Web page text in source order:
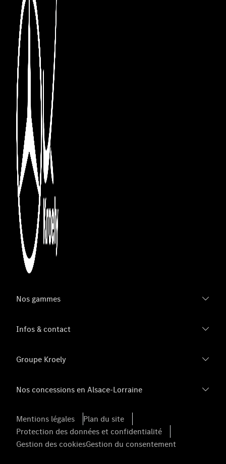
Nos gammes
Infos & contact
Groupe Kroely
Nos concessions en Alsace-Lorraine
Mentions légales
Plan du site
Protection des données et confidentialité
Gestion des cookiesGestion du consentement